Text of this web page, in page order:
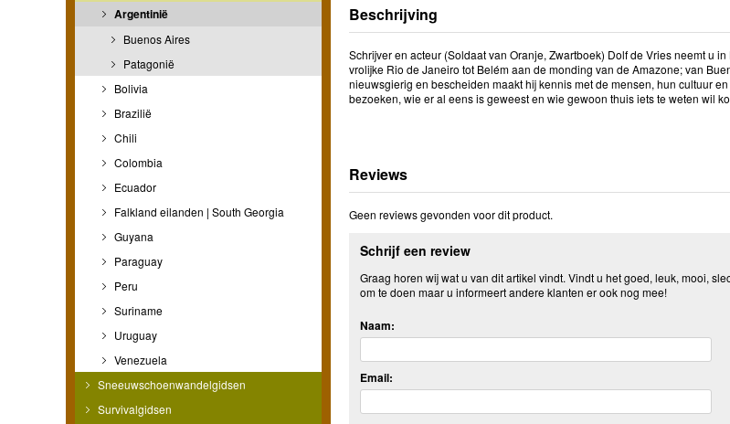
Argentinië
Buenos Aires
Patagonië
Bolivia
Brazilië
Chili
Colombia
Ecuador
Falkland eilanden | South Georgia
Guyana
Paraguay
Peru
Suriname
Uruguay
Venezuela
Sneeuwschoenwandelgidsen
Survivalgidsen
Beschrijving
Schrijver en acteur (Soldaat van Oranje, Zwartboek) Dolf de Vries neemt u
vrolijke Rio de Janeiro tot Belém aan de monding van de Amazone; van
nieuwsgierig en bescheiden maakt hij kennis met de mensen, hun cultuur
bezoeken, wie er al eens is geweest en wie gewoon thuis iets te weten wil
Reviews
Geen reviews gevonden voor dit product.
Schrijf een review
Graag horen wij wat u van dit artikel vindt. Vindt u het goed, leuk, mooi,
om te doen maar u informeert andere klanten er ook nog mee!
Naam:
Email: